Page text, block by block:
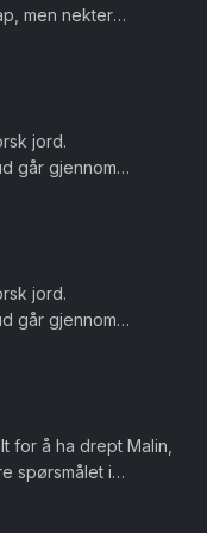
men nekter
og Øystein...
jord.
går gjennom
jord.
går gjennom
siden. Ansva...
for å ha drept Malin,
spørsmålet i